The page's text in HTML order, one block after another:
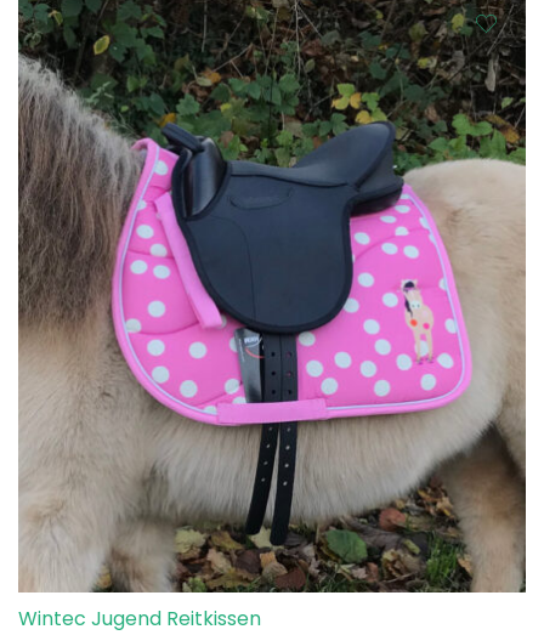
Wintec Jugend Reitkissen